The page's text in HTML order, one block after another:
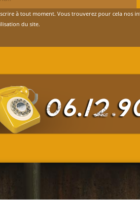
à tout moment. Vous trouverez pour cela nos
du site.